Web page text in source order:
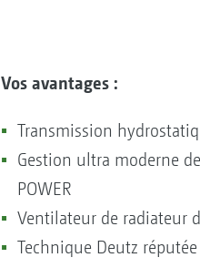
Vos avantages :
Transmission
Gestion ultra moderne
POWER
Ventilateur de radiateur
Technique Deutz réputée